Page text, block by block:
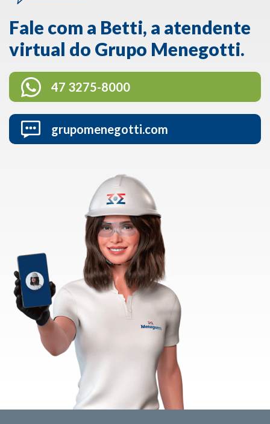
Fale com a Betti, a atendente
virtual do Grupo Menegotti.
47 3275-8000
grupomenegotti.com